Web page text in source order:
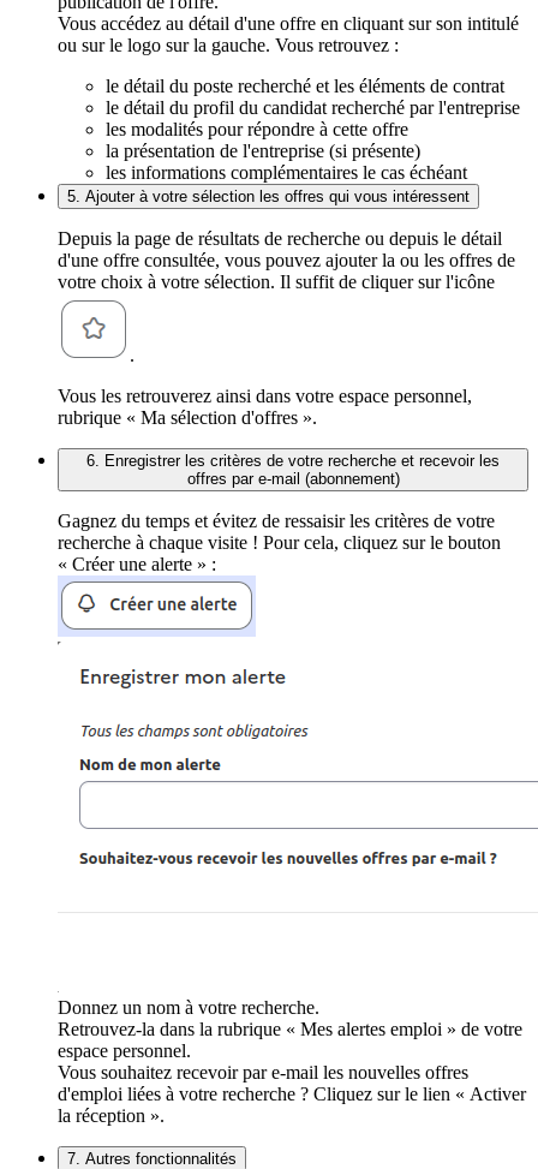
Vous accédez au détail d'une offre en cliquant sur son intitulé
ou sur le logo sur la gauche. Vous retrouvez :
le détail du poste recherché et les éléments de contrat
le détail du profil du candidat recherché par l'entreprise
les modalités pour répondre à cette offre
la présentation de l'entreprise (si présente)
les informations complémentaires le cas échéant
5. Ajouter à votre sélection les offres qui vous intéressent
Depuis la page de résultats de recherche ou depuis le détail
d'une offre consultée, vous pouvez ajouter la ou les offres de
votre choix à votre sélection. Il suffit de cliquer sur l'icône
.
Vous les retrouverez ainsi dans votre espace personnel,
rubrique « Ma sélection d'offres ».
6. Enregistrer les critères de votre recherche et recevoir les
offres par e-mail (abonnement)
Gagnez du temps et évitez de ressaisir les critères de votre
recherche à chaque visite ! Pour cela, cliquez sur le bouton
« Créer une alerte » :
Donnez un nom à votre recherche.
Retrouvez-la dans la rubrique « Mes alertes emploi » de votre
espace personnel.
Vous souhaitez recevoir par e-mail les nouvelles offres
d'emploi liées à votre recherche ? Cliquez sur le lien « Activer
la réception ».
7. Autres fonctionnalités